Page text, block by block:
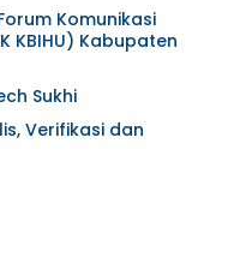
Komunikasi
KBIHU) Kabupaten
Sukhi
Verifikasi dan